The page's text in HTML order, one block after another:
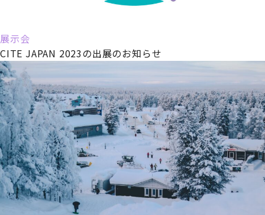
展示会
CITE JAPAN 2023の出展のお知らせ